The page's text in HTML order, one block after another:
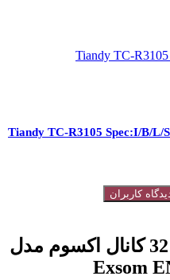
کاربران
خرید دستگاه ان وی آر 32 کانال اکسوم مدل
Exsom